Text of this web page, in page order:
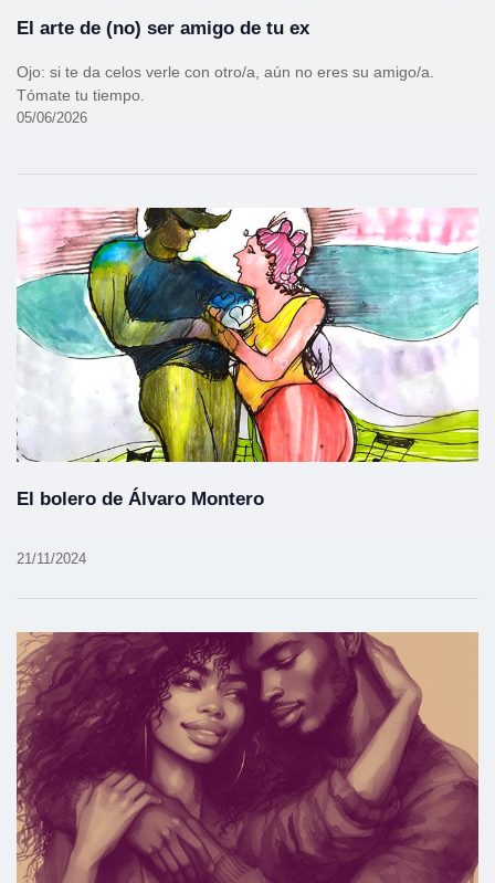
El arte de (no) ser amigo de tu ex
Ojo: si te da celos verle con otro/a, aún no eres su amigo/a.
Tómate tu tiempo.
05/06/2026
El bolero de Álvaro Montero
21/11/2024